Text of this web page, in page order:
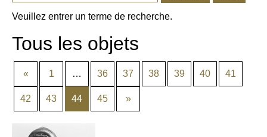
Veuillez entrer un terme de recherche.
Tous les objets
« 1 … 36 37 38 39 40 41
42 43 44 45 »